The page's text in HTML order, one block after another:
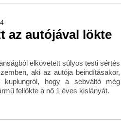
az autójával lökte
elkövetett súlyos testi sértés
aki az autója beindításakor,
hogy a sebváltó még
fellökte a nő 1 éves kislányát.